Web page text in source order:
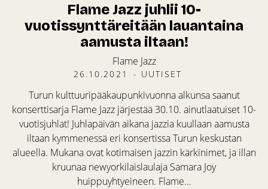
Flame Jazz juhlii 10-
vuotissynttäreitään lauantaina
aamusta iltaan!
Flame Jazz
26.10.2021 - UUTISET
Turun kulttuuripääkaupunkivuonna alkunsa saanut
konserttisarja Flame Jazz järjestää 30.10. ainutlaatuiset 10-
vuotisjuhlat! Juhlapäivän aikana jazzia kuullaan aamusta
iltaan kymmenessä eri konsertissa Turun keskustan
alueella. Mukana ovat kotimaisen jazzin kärkinimet, ja illan
kruunaa newyorkilaislaulaja Samara Joy
huippuyhtyeineen. Flame…